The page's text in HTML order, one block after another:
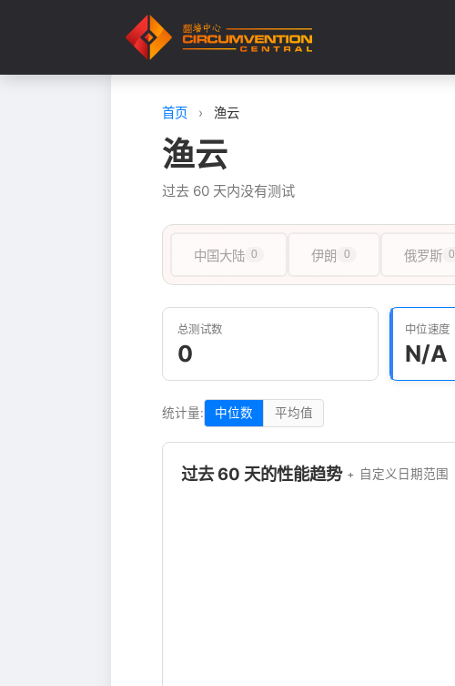
首页 › 渔云
渔云
过去 60 天内没有测试
中国大陆 0 伊朗 0 俄罗斯 0
总测试数
0
中位速度
N/A
统计量: 中位数 平均值
过去 60 天的性能趋势 自定义日期范围